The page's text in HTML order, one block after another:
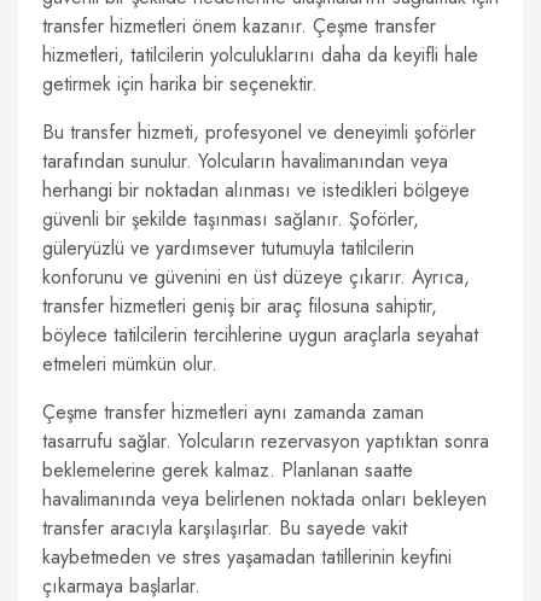
transfer hizmetleri önem kazanır. Çeşme transfer
hizmetleri, tatilcilerin yolculuklarını daha da keyifli hale
getirmek için harika bir seçenektir.
Bu transfer hizmeti, profesyonel ve deneyimli şoförler
tarafından sunulur. Yolcuların havalimanından veya
herhangi bir noktadan alınması ve istedikleri bölgeye
güvenli bir şekilde taşınması sağlanır. Şoförler,
güleryüzlü ve yardımsever tutumuyla tatilcilerin
konforunu ve güvenini en üst düzeye çıkarır. Ayrıca,
transfer hizmetleri geniş bir araç filosuna sahiptir,
böylece tatilcilerin tercihlerine uygun araçlarla seyahat
etmeleri mümkün olur.
Çeşme transfer hizmetleri aynı zamanda zaman
tasarrufu sağlar. Yolcuların rezervasyon yaptıktan sonra
beklemelerine gerek kalmaz. Planlanan saatte
havalimanında veya belirlenen noktada onları bekleyen
transfer aracıyla karşılaşırlar. Bu sayede vakit
kaybetmeden ve stres yaşamadan tatillerinin keyfini
çıkarmaya başlarlar.